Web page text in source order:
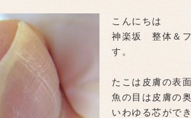
こんにちは
神楽坂 整体＆
す。
たこは皮膚の表
魚の目は皮膚の
いわゆる芯ができ